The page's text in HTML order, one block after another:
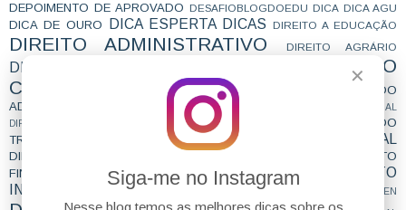
✕
Siga-me no Instagram
Nesse blog temos as melhores dicas sobre os
DEPOIMENTO DE APROVADO DESAFIOBLOGDOEDU DICA DICA AGU
DICA DE OURO DICA ESPERTA DICAS DIREITO A EDUCAÇÃO
DIREITO ADMINISTRATIVO DIREITO AGRÁRIO
DIREITO AMBIENTAL
DIREITO
CONSTITUCIONAL
DIREITO DA CRIANÇA E DO
ADOLESCENTE
DIREITO DA SAÚDE
DIREITO DA SEGURIDADE SOCIAL
DIREITO DE ENSINO
DIREITO DO CONSUMIDOR
DIREITO DO
TRABALHO
DIREITO ECONÔMICO DIREITO ELEITORAL
DIREITO EMPRESARIAL
DIREITO
FINANCEIRO
DIREITO INSTITUCIONAL
DIREITO
INTERNACIONAL
direito notarial DIREITO PEN